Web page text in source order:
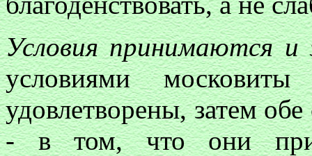
Условия принимаются и
условиями
удовлетворены, затем
- в том, что они